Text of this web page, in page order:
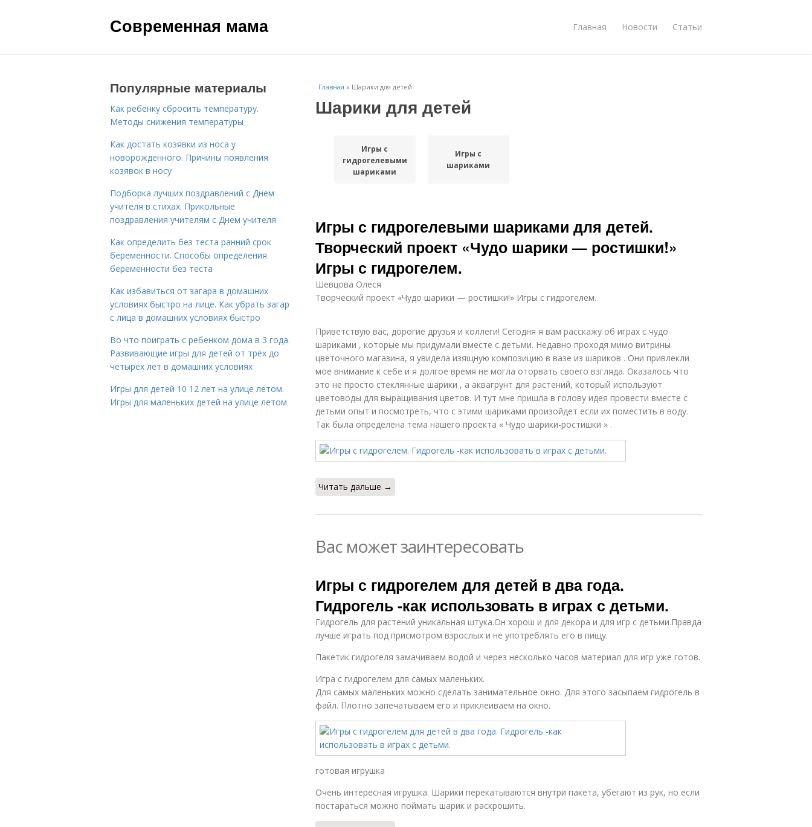
Современная мама Главная Новости Статьи
Главная » Шарики для детей
Шарики для детей
Игры с
гидрогелевыми
шариками
Игры с
шариками
Игры с гидрогелевыми шариками для детей.
Творческий проект «Чудо шарики — ростишки!»
Игры с гидрогелем.
Шевцова Олеся
Творческий проект «Чудо шарики — ростишки!» Игры с гидрогелем.
Приветствую вас, дорогие друзья и коллеги! Сегодня я вам расскажу об играх с чудо
шариками , которые мы придумали вместе с детьми. Недавно проходя мимо витрины
цветочного магазина, я увидела изящную композицию в вазе из шариков . Они привлекли
мое внимание к себе и я долгое время не могла оторвать своего взгляда. Оказалось что
это не просто стеклянные шарики , а аквагрунт для растений, который используют
цветоводы для выращивания цветов. И тут мне пришла в голову идея провести вместе с
детьми опыт и посмотреть, что с этими шариками произойдет если их поместить в воду.
Так была определена тема нашего проекта « Чудо шарики-ростишки » .
Читать дальше →
Вас может заинтересовать
Игры с гидрогелем для детей в два года.
Гидрогель -как использовать в играх с детьми.
Гидрогель для растений уникальная штука.Он хорош и для декора и для игр с детьми.Правда
лучше играть под присмотром взрослых и не употреблять его в пищу.
Пакетик гидрогеля замачиваем водой и через несколько часов материал для игр уже готов.
Игра с гидрогелем для самых маленьких.
Для самых маленьких можно сделать занимательное окно. Для этого засыпаем гидрогель в
файл. Плотно запечатываем его и приклеиваем на окно.
готовая игрушка
Очень интересная игрушка. Шарики перекатываются внутри пакета, убегают из рук, но если
постараться можно поймать шарик и раскрошить.
Популярные материалы
Как ребенку сбросить температуру.
Методы снижения температуры
Как достать козявки из носа у
новорожденного. Причины появления
козявок в носу
Подборка лучших поздравлений с Днем
учителя в стихах. Прикольные
поздравления учителям с Днем учителя
Как определить без теста ранний срок
беременности. Способы определения
беременности без теста
Как избавиться от загара в домашних
условиях быстро на лице. Как убрать загар
с лица в домашних условиях быстро
Во что поиграть с ребенком дома в 3 года.
Развивающие игры для детей от трёх до
четырёх лет в домашних условиях
Игры для детей 10 12 лет на улице летом.
Игры для маленьких детей на улице летом